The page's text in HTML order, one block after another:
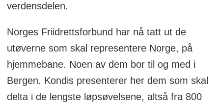
verdensdelen.
Norges Friidrettsforbund har nå tatt ut de
utøverne som skal representere Norge, på
hjemmebane. Noen av dem bor til og med i
Bergen. Kondis presenterer her dem som skal
delta i de lengste løpsøvelsene, altså fra 800